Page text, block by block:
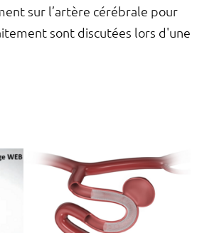
sur l’artère cérébrale pour
sont discutées lors d'une